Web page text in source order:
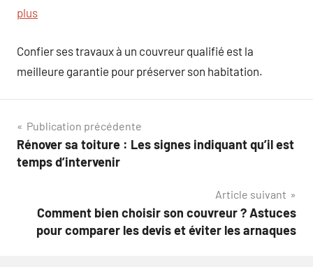
plus
Confier ses travaux à un couvreur qualifié est la
meilleure garantie pour préserver son habitation.
Navigation
de
Publication précédente
Rénover sa toiture : Les signes indiquant qu’il est
temps d’intervenir
Article suivant
Comment bien choisir son couvreur ? Astuces
pour comparer les devis et éviter les arnaques